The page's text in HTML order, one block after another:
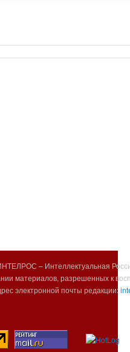
– Интеллектуальная
материалов, разрешенных к
электронной почты редакции: